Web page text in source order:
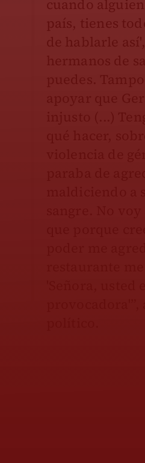
cuando
país, tienes
de hablarle